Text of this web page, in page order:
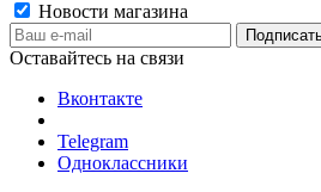
Новости магазина
Оставайтесь на связи
Вконтакте
Telegram
Одноклассники